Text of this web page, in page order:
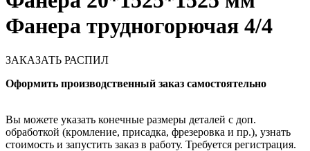
Фанера трудногорючая 4/4
ЗАКАЗАТЬ РАСПИЛ
Оформить производственный заказ самостоятельно
Вы можете указать конечные размеры деталей с доп.
обработкой (кромление, присадка, фрезеровка и пр.), узнать
стоимость и запустить заказ в работу. Требуется регистрация.